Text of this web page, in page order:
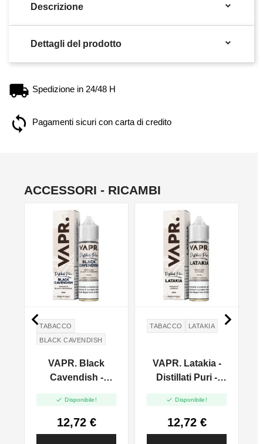
Descrizione 
Dettagli del prodotto 
Spedizione in 24/48 H
Pagamenti sicuri con carta di credito
ACCESSORI - RICAMBI
TABACCO
BLACK CAVENDISH
VAPR. Black
Cavendish -
Vape Shot 20ml
 Disponibile!
12,72 €
TABACCO LATAKIA
VAPR. Latakia -
Distillati Puri -
 Disponibile!
12,72 €
 